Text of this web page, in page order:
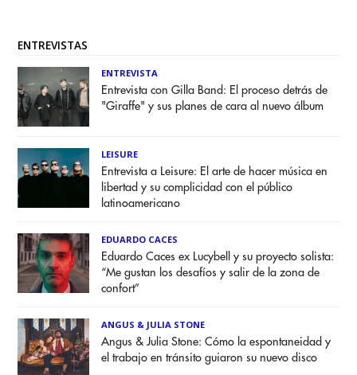
ENTREVISTAS
ENTREVISTA
Entrevista con Gilla Band: El proceso detrás de
"Giraffe" y sus planes de cara al nuevo álbum
LEISURE
Entrevista a Leisure: El arte de hacer música en
libertad y su complicidad con el público
latinoamericano
EDUARDO CACES
Eduardo Caces ex Lucybell y su proyecto solista:
“Me gustan los desafíos y salir de la zona de
confort”
ANGUS & JULIA STONE
Angus & Julia Stone: Cómo la espontaneidad y
el trabajo en tránsito guiaron su nuevo disco